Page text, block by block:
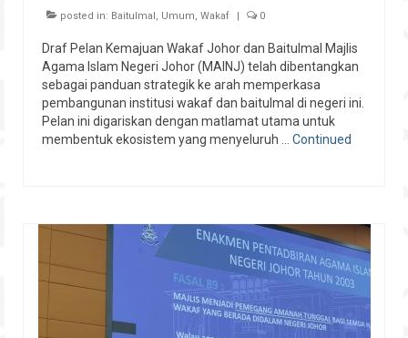
posted in: Baitulmal, Umum, Wakaf | 0
Draf Pelan Kemajuan Wakaf Johor dan Baitulmal Majlis
Agama Islam Negeri Johor (MAINJ) telah dibentangkan
sebagai panduan strategik ke arah memperkasa
pembangunan institusi wakaf dan baitulmal di negeri ini.
Pelan ini digariskan dengan matlamat utama untuk
membentuk ekosistem yang menyeluruh … Continued